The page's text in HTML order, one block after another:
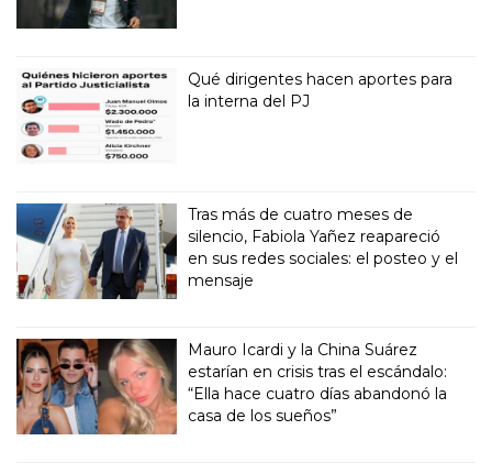
Qué dirigentes hacen aportes para
la interna del PJ
Tras más de cuatro meses de
silencio, Fabiola Yañez reapareció
en sus redes sociales: el posteo y el
mensaje
Mauro Icardi y la China Suárez
estarían en crisis tras el escándalo:
“Ella hace cuatro días abandonó la
casa de los sueños”